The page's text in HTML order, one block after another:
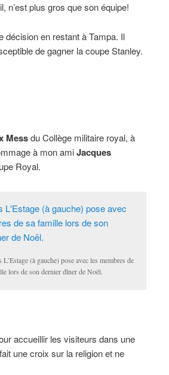
n’est plus gros que son équipe!
décision en restant à Tampa. Il
de gagner la coupe Stanley.
Messdu Collège militaire royal, à
à mon amiJacques
Royal.
L’Estage (à gauche) pose avec les membres de
lors de son dernier dîner de Noël.
accueillir les visiteurs dans une
une croix sur la religion et ne